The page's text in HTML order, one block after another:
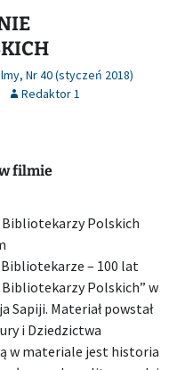
, Nr 40 (styczeń 2018)
Redaktor 1
filmie
Polskich
– 100 lat
Polskich” w
Sapiji. Materiał powstał
i Dziedzictwa
w materiale jest historia